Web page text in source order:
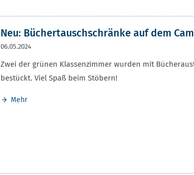
Neu: Büchertauschschränke auf dem
06.05.2024
Zwei der grünen Klassenzimmer wurden mit
bestückt. Viel Spaß beim Stöbern!
Mehr